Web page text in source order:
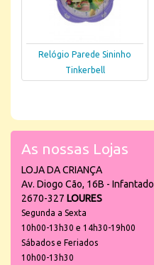
Relógio Parede Sininho
Tinkerbell
As nossas Lojas
LOJA DA CRIANÇA
Av. Diogo Cão, 16B - Infantado
2670-327 LOURES
Segunda a Sexta
10h00-13h30 e 14h30-19h00
Sábados e Feriados
10h00-13h30